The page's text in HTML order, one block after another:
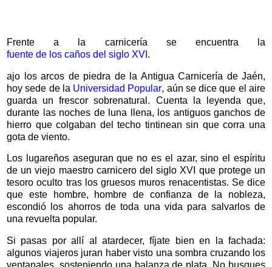
Frente a la carnicería se encuentra la
fuente de los caños del siglo XVI .
ajo los arcos de piedra de la Antigua Carnicería de Jaén,
hoy sede de la Universidad Popular, aún se dice que el aire
guarda un frescor sobrenatural. Cuenta la leyenda que,
durante las noches de luna llena, los antiguos ganchos de
hierro que colgaban del techo tintinean sin que corra una
gota de viento.
Los lugareños aseguran que no es el azar, sino el espíritu
de un viejo maestro carnicero del siglo XVI que protege un
tesoro oculto tras los gruesos muros renacentistas. Se dice
que este hombre, hombre de confianza de la nobleza,
escondió los ahorros de toda una vida para salvarlos de
una revuelta popular.
Si pasas por allí al atardecer, fíjate bien en la fachada:
algunos viajeros juran haber visto una sombra cruzando los